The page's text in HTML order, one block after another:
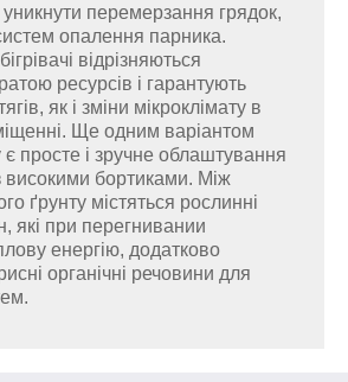
уникнути перемерзання грядок,
опалення парника.
відрізняються
ресурсів і гарантують
як і зміни мікроклімату в
Ще одним варіантом
є просте і зручне облаштування
високими бортиками. Між
ґрунту містяться рослинні
які при перегнивании
енергію, додатково
органічні речовини для